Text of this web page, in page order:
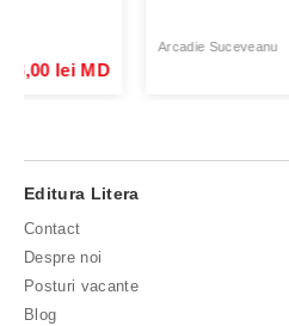
Arcadie Suceveanu
Editura Litera
Contact
Despre noi
Posturi vacante
Blog